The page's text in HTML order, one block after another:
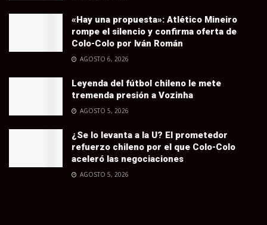
«Hay una propuesta»: Atlético Mineiro
rompe el silencio y confirma oferta de
Colo-Colo por Iván Román
AGOSTO 6, 2026
Leyenda del fútbol chileno le mete
tremenda presión a Vozinha
AGOSTO 5, 2026
¿Se lo levanta a la U? El prometedor
refuerzo chileno por el que Colo-Colo
aceleró las negociaciones
AGOSTO 5, 2026